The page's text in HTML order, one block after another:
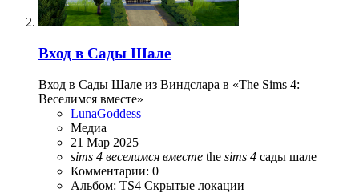
Вход в Сады Шале
Вход в Сады Шале из Виндслара в «The Sims 4:
Веселимся вместе»
LunaGoddess
Медиа
21 Мар 2025
sims 4 веселимся вместе the sims 4 сады шале
Комментарии: 0
Альбом: TS4 Скрытые локации